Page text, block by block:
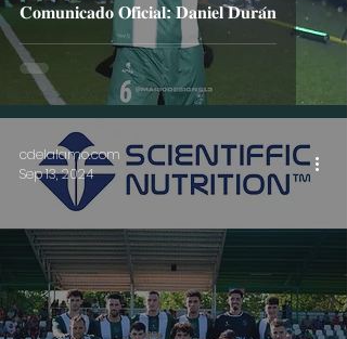
𝐂𝐨𝐦𝐮𝐧𝐢𝐜𝐚𝐝𝐨 𝐎𝐟𝐢𝐜𝐢𝐚𝐥: 𝐃𝐚𝐧𝐢𝐞𝐥 𝐃𝐮𝐫𝐚́𝐧
cdelalamo.com
Sep 13, 2024